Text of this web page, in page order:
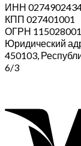
ИНН
КПП 027401001
ОГРН
Юридический
450103,
6/3